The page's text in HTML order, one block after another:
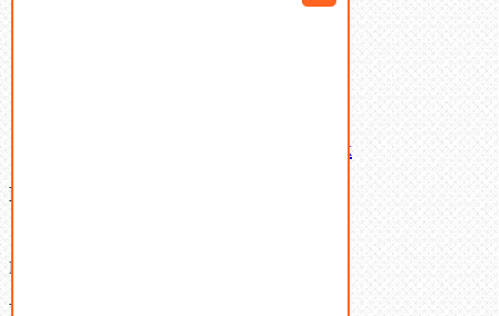
Латунный и бронзовый крепеж
Ваша корзина
В корзине нет товаров.
Поиск